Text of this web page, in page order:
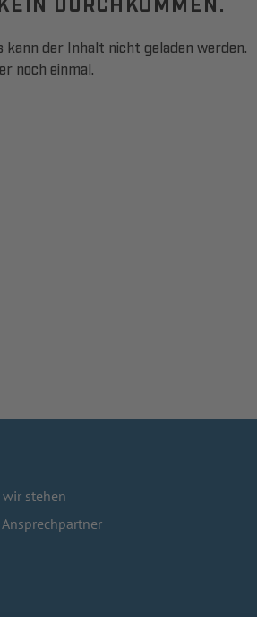
kann der Inhalt nicht geladen werden.
noch einmal.
stehen